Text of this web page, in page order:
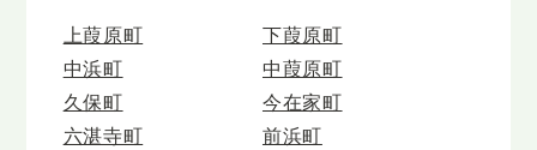
上葭原町
下葭原町
中浜町
中葭原町
久保町
今在家町
六湛寺町
前浜町